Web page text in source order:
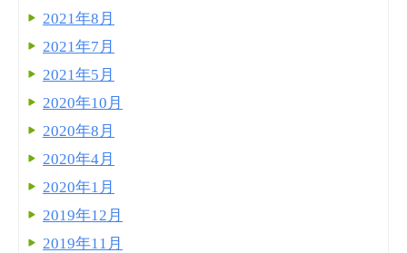
2021年8月
2021年7月
2021年5月
2020年10月
2020年8月
2020年4月
2020年1月
2019年12月
2019年11月